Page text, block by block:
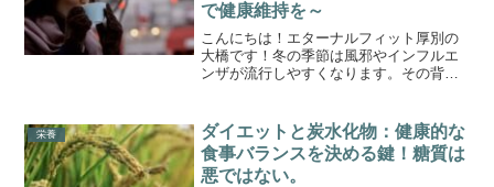
で健康維持を～
こんにちは！エターナルフィット厚別の
大橋です！冬の季節は風邪やインフルエ
ンザが流行しやすくなります。その背景
境が揃っています。今回は、冬に免疫力
が下がる理由を解説し、そ...
栄養
ダイエットと炭水化物：健康的な
食事バランスを決める鍵！糖質は
悪ではない。